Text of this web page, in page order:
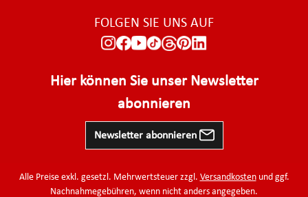
FOLGEN SIE UNS AUF
Hier können Sie unser Newsletter
abonnieren
Newsletter abonnieren
Alle Preise exkl. gesetzl. Mehrwertsteuer zzgl. Versandkostenund ggf.
Nachnahmegebühren, wenn nicht anders angegeben.